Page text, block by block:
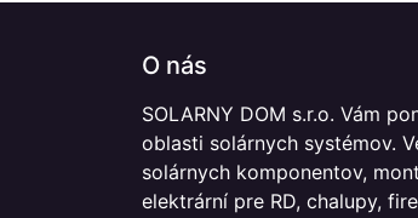
O nás
SOLARNY DOM s.r.o. Vám
oblasti solárnych systémov.
solárnych komponentov,
elektrární pre RD, chalupy,